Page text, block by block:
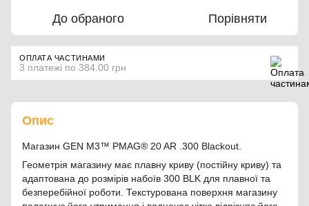
До обраного Порівняти
ОПЛАТА ЧАСТИНАМИ
3 платежі по 384.00 грн
Опис
Магазин GEN M3™ PMAG® 20 AR .300 Blackout.
Геометрія магазину має плавну криву (постійну криву) та
адаптована до розмірів набоїв 300 BLK для плавної та
безперебійної роботи. Текстурована поверхня магазину